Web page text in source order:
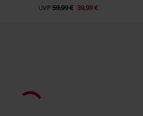
UVP 59,99 € 39,99 €